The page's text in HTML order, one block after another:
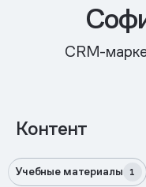
CRM-
Контент
Учебные материалы 1